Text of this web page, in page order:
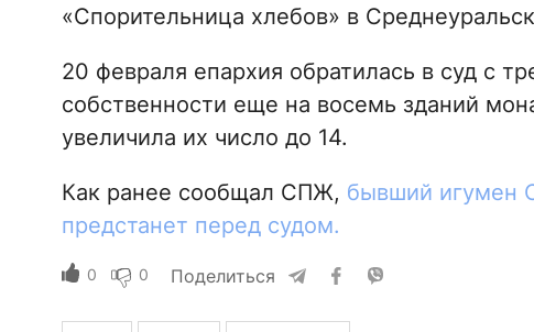
«Спорительница хлебов» в
20 февраля епархия обратилась в суд с
собственности еще на восемь зданий
увеличила их число до 14.
Как ранее сообщал СПЖ, бывший игумен
предстанет перед судом.
0 0 Поделиться